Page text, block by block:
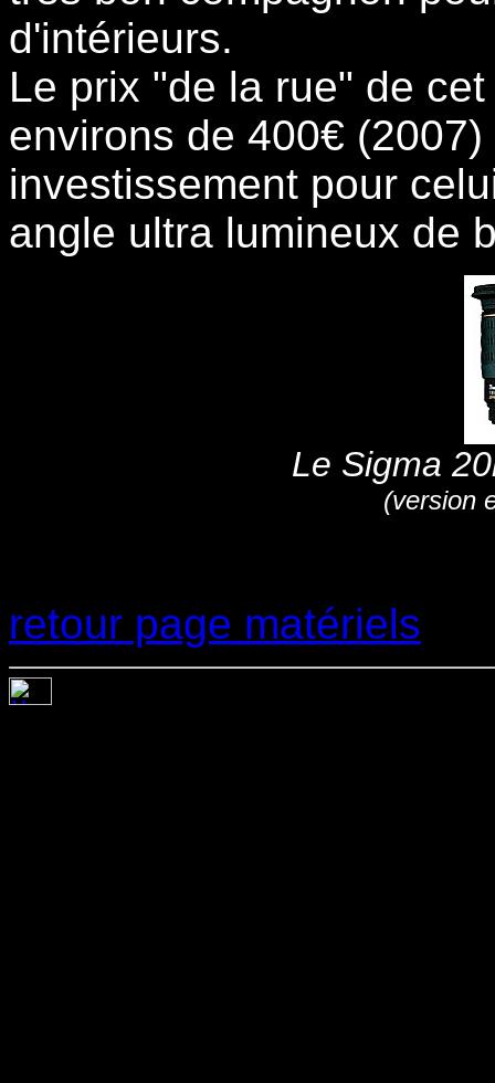
d'intérieurs.
Le prix "de la rue" de
environs de 400€
investissement pour
angle ultra lumineux de
Le Sigma
(version
retour page matériels